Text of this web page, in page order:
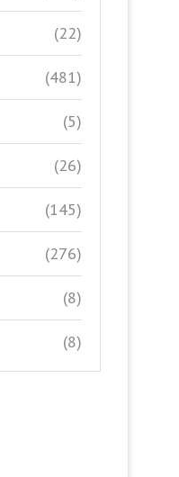
(22)
(481)
(5)
(26)
(145)
(276)
(8)
(8)